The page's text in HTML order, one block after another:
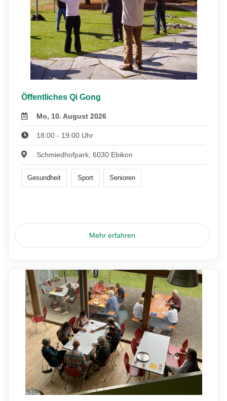
Öffentliches Qi Gong
Mo, 10. August 2026
18:00 - 19:00 Uhr
Schmiedhofpark, 6030 Ebikon
Gesundheit Sport Senioren
Mehr erfahren